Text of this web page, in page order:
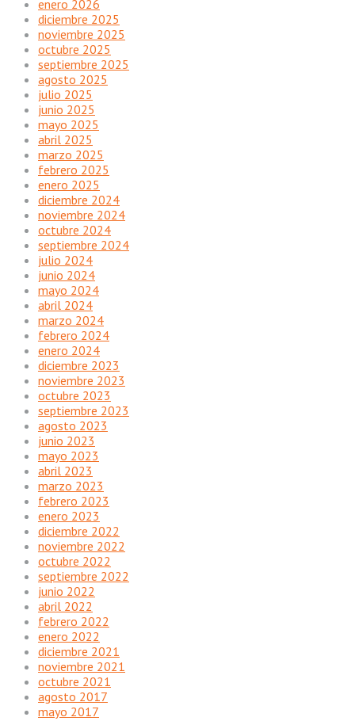
enero 2026
diciembre 2025
noviembre 2025
octubre 2025
septiembre 2025
agosto 2025
julio 2025
junio 2025
mayo 2025
abril 2025
marzo 2025
febrero 2025
enero 2025
diciembre 2024
noviembre 2024
octubre 2024
septiembre 2024
julio 2024
junio 2024
mayo 2024
abril 2024
marzo 2024
febrero 2024
enero 2024
diciembre 2023
noviembre 2023
octubre 2023
septiembre 2023
agosto 2023
junio 2023
mayo 2023
abril 2023
marzo 2023
febrero 2023
enero 2023
diciembre 2022
noviembre 2022
octubre 2022
septiembre 2022
junio 2022
abril 2022
febrero 2022
enero 2022
diciembre 2021
noviembre 2021
octubre 2021
agosto 2017
mayo 2017